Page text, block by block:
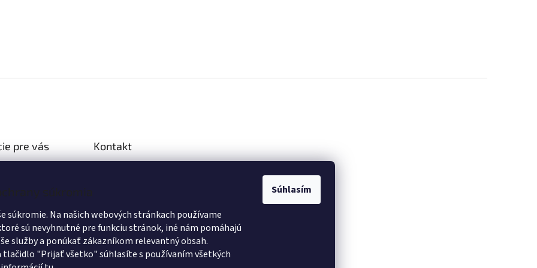
súkromia
súkromie. Na našich webových stránkach používame
sú nevyhnutné pre funkciu stránok, iné nám pomáhajú
služby a ponúkať zákazníkom relevantný obsah.
"Prijať všetko" súhlasíte s používaním všetkých
Súhlasím
pre vás
tovaru
spolupráca
Kontakt